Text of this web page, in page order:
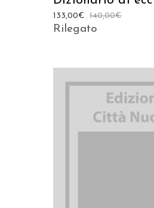
140,00€
133,00€
Rilegato